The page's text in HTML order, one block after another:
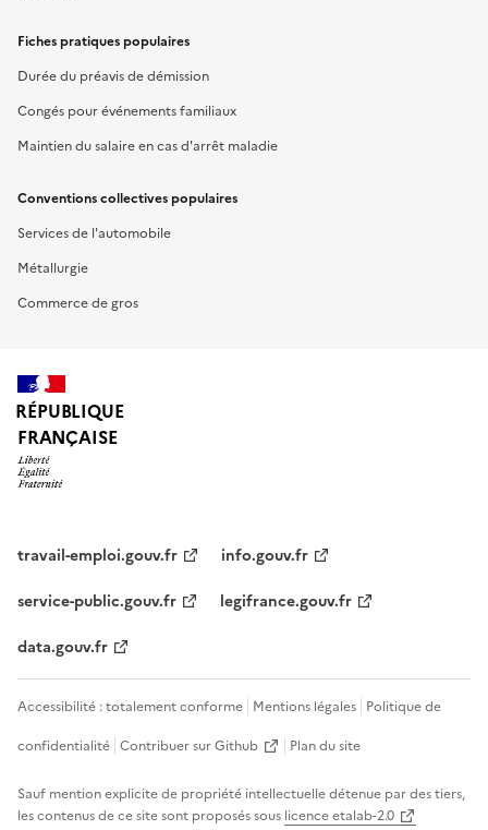
Fiches pratiques populaires
Durée du préavis de démission
Congés pour événements familiaux
Maintien du salaire en cas d'arrêt maladie
Conventions collectives populaires
Services de l'automobile
Métallurgie
Commerce de gros
RÉPUBLIQUE
FRANÇAISE
travail-emploi.gouv.fr
info.gouv.fr
service-public.gouv.fr
legifrance.gouv.fr
data.gouv.fr
Accessibilité : totalement conforme Mentions légales Politique de
confidentialité Contribuer sur Github Plan du site
Sauf mention explicite de propriété intellectuelle détenue par des tiers,
les contenus de ce site sont proposés sous licence etalab-2.0